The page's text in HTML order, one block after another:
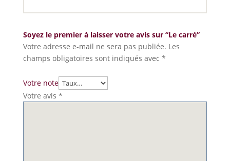
Soyez le premier à laisser votre avis sur “Le carré”
Votre adresse e-mail ne sera pas publiée. Les
champs obligatoires sont indiqués avec *
Votre note
Votre avis *